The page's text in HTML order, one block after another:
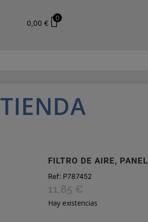
0,00 €
0
TIENDA
FILTRO DE AIRE, PANEL
Ref: P787452
11,85 €
Hay existencias